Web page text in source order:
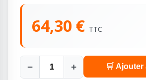
64,30 € TTC
− + 🛒 Ajouter